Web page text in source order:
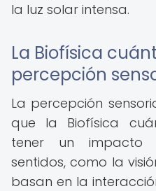
la luz solar intensa.
La Biofísica
percepción
La percepción
que la Biofísica
tener un impacto
sentidos, como la
basan en la